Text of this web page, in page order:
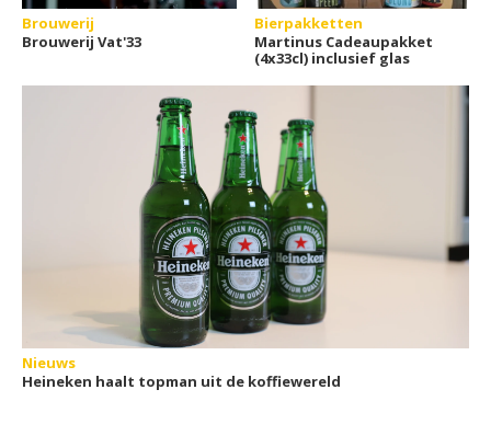
Brouwerij
Brouwerij Vat'33
Bierpakketten
Martinus Cadeaupakket
(4x33cl) inclusief glas
Nieuws
Heineken haalt topman uit de koffiewereld